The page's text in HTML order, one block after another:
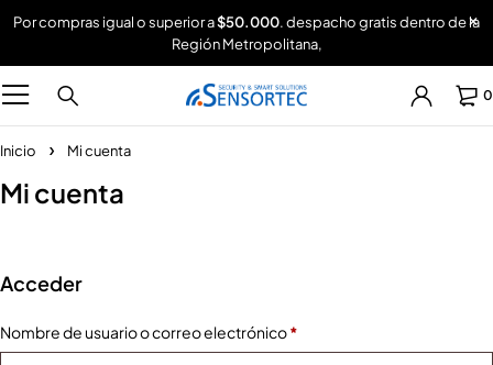
Por compras igual o superior a$50.000. despacho gratis dentro de la
Región Metropolitana,
0
Inicio Mi cuenta
Mi cuenta
Acceder
Nombre de usuario o correo electrónico*